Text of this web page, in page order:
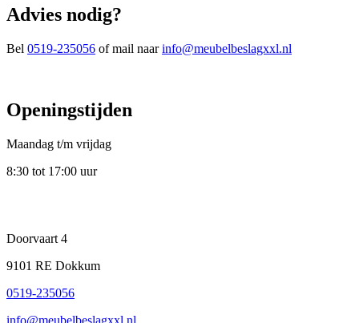
Advies nodig?
Bel 0519-235056 of mail naarinfo@meubelbeslagxxl.nl
Openingstijden
Maandag t/m vrijdag
8:30 tot 17:00 uur
Doorvaart 4
9101 RE Dokkum
0519-235056
info@meubelbeslagxxl.nl